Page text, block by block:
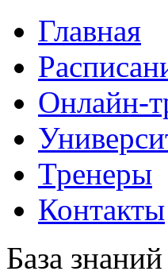
Главная
Онлайн-
Тренеры
Контакты
База знаний